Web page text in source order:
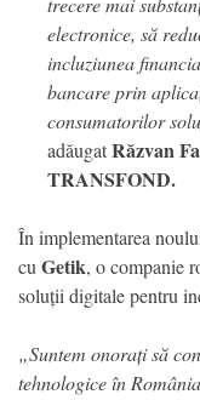
electronice, să
incluziunea
bancare prin
consumatorilor
adăugatRăzvan
TRANSFOND.
În implementarea
cu Getik, o companie
soluții digitale pentru
„Suntem onorați să
tehnologice în